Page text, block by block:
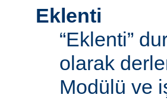
Eklenti
“Eklenti”
olarak
Modülü ve